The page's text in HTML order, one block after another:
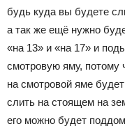
будь куда вы будете
а так же ещё нужно
«на 13» и «на 17» и
смотровую яму,
на смотровой яме
слить на стоящем на
его можно будет